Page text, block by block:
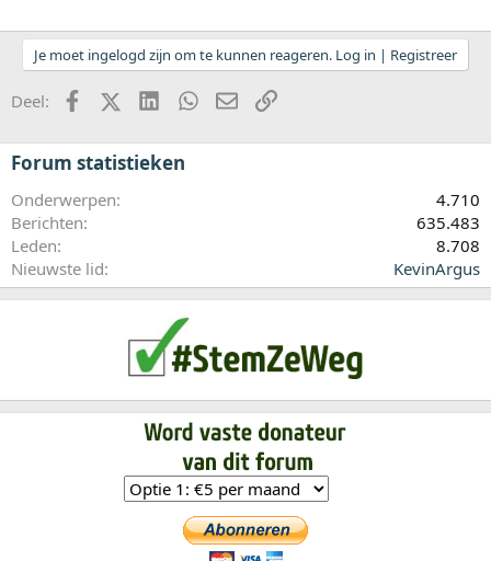
Je moet ingelogd zijn om te kunnen reageren. Log in | Registreer
Deel: FacebookX (Twitter)LinkedInWhatsApp
E-mailkoppeling
Forum statistieken
Onderwerpen
4.710
Berichten
635.483
Leden
8.708
Nieuwste lid
KevinArgus